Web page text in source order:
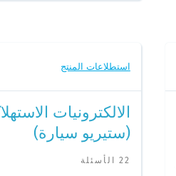
استطلاعات المنتج
الالكترونيات
(ستيريو سيارة)
22 الأسئلة